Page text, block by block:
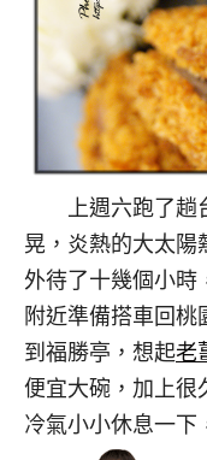
上週六跑了趟
晃，炎熱的大太陽
外待了十幾個小時
附近準備搭車回
到福勝亭，想起老
便宜大碗，加上很
冷氣小小休息一下